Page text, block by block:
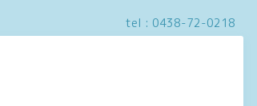
tel : 0438-72-0218